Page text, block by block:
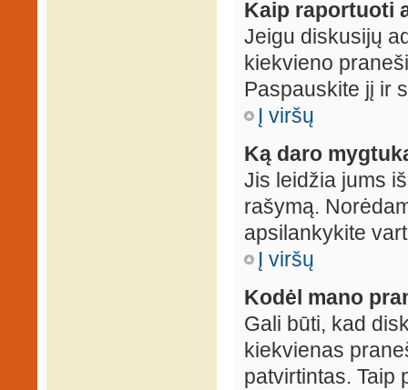
Kaip raportuoti
Jeigu diskusijų
kiekvieno
Paspauskite jį ir
Į viršų
Ką daro
Jis leidžia jums
rašymą.
apsilankykite
Į viršų
Kodėl mano
Gali būti, kad
kiekvienas
patvirtintas. Taip